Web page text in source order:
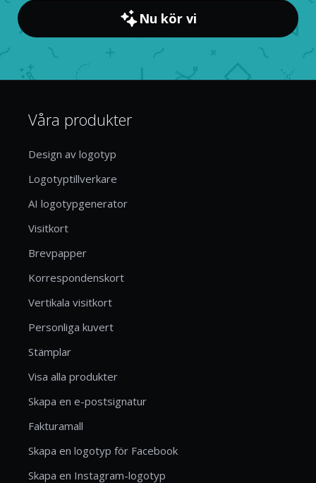
Nu kör vi
Våra produkter
Design av logotyp
Logotyptillverkare
AI logotypgenerator
Visitkort
Brevpapper
Korrespondenskort
Vertikala visitkort
Personliga kuvert
Stämplar
Visa alla produkter
Skapa en e-postsignatur
Fakturamall
Skapa en logotyp för Facebook
Skapa en Instagram-logotyp